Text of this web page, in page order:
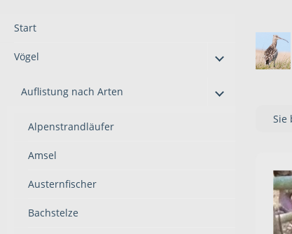
Start
Vögel
Auflistung nach Arten
Alpenstrandläufer
Amsel
Austernfischer
Bachstelze
Sie